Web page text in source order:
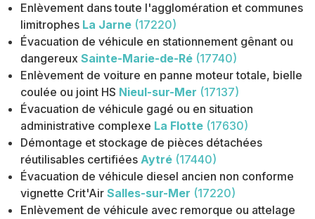
Enlèvement dans toute l'agglomération et communes
limitrophes La Jarne (17220)
Évacuation de véhicule en stationnement gênant ou
dangereux Sainte-Marie-de-Ré (17740)
Enlèvement de voiture en panne moteur totale, bielle
coulée ou joint HS Nieul-sur-Mer (17137)
Évacuation de véhicule gagé ou en situation
administrative complexe La Flotte (17630)
Démontage et stockage de pièces détachées
réutilisables certifiées Aytré (17440)
Évacuation de véhicule diesel ancien non conforme
vignette Crit'Air Salles-sur-Mer (17220)
Enlèvement de véhicule avec remorque ou attelage